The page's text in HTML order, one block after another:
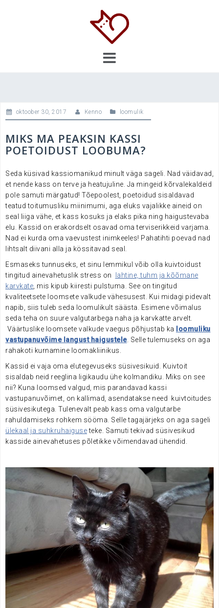
oktoober 30, 2017 Kenno loomulik
MIKS MA PEAKSIN KASSI
POETOIDUST LOOBUMA?
Seda küsivad kassiomanikud minult väga sageli. Nad väidavad,
et nende kass on terve ja heatujuline. Ja mingeid kõrvalekaldeid
pole samuti märgatud! Tõepoolest, poetoidud sisaldavad
teatud toitumusliku miinimumi, aga eluks vajalikke aineid on
seal liiga vähe, et kass kosuks ja elaks pika ning haigustevaba
elu. Kassid on erakordselt osavad oma terviserikkeid varjama.
Nad ei kurda oma vaevustest inimkeeles! Pahatihti poevad nad
lihtsalt diivani alla ja kössitavad seal.
Esmaseks tunnuseks, et sinu lemmikul võib olla kuivtoidust
tingitud ainevahetuslik stress on
lahtine, tuhm ja kõõmane
karvkate , mis kipub kiiresti pulstuma. See on tingitud
kvaliteetsete loomsete valkude vähesusest. Kui midagi pidevalt
napib, siis tuleb seda loomulikult säästa. Esimene võimalus
seda teha on suure valgutarbega naha ja karvkatte arvelt.
Väärtuslike loomsete valkude vaegus põhjustab ka
loomuliku
vastupanuvõime langust haigustele. Selle tulemuseks on aga
rahakoti kurnamine loomakliinikus.
Kassid ei vaja oma elutegevuseks süsivesikuid. Kuivtoit
sisaldab neid reeglina ligikaudu ühe kolmandiku. Miks on see
nii? Kuna loomsed valgud, mis parandavad kassi
vastupanuvõimet, on kallimad, asendatakse need kuivtoitudes
süsivesikutega. Tulenevalt peab kass oma valgutarbe
rahuldamiseks rohkem sööma. Selle tagajärjeks on aga sageli
ülekaal ja suhkruhaiguseteke. Samuti tekivad süsivesikud
kasside ainevahetuses põletikke võimendavad ühendid.